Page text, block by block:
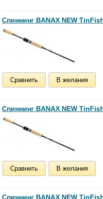
Спиннинг BANAX NEW
Сравнить В желания
Спиннинг BANAX NEW
Сравнить В желания
Спиннинг BANAX NEW